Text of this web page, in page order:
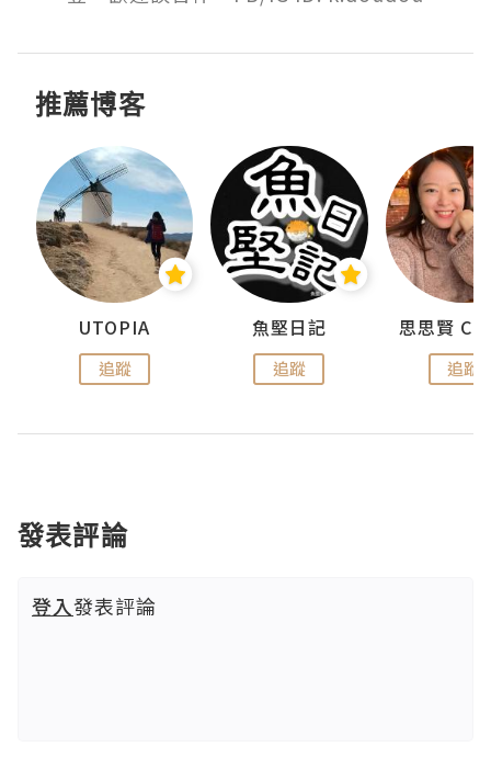
推薦博客
UTOPIA
追蹤
魚堅日記
追蹤 追蹤
發表評論
登入發表評論